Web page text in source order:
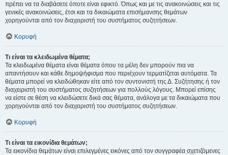
πρέπει να τα διαβάσετε όποτε είναι εφικτό. Όπως και με τις ανακοινώσεις και τις
γενικές ανακοινώσεις, έτσι και τα δικαιώματα επισήμανσης θεμάτων
χορηγούνται από τον διαχειριστή του συστήματος συζητήσεων.
Κορυφή
Τι είναι τα κλειδωμένα θέματα;
Τα κλειδωμένα θέματα είναι θέματα όπου τα μέλη δεν μπορούν πια να
απαντήσουν και κάθε δημοψήφισμα που περιέχουν τερματίζεται αυτόματα. Τα
θέματα μπορεί να κλειδώθηκαν είτε από τον συντονιστή της Δ. Συζήτησης ή τον
διαχειριστή του συστήματος συζητήσεων για πολλούς λόγους. Μπορεί επίσης
να είστε σε θέση να κλειδώσετε δικά σας θέματα, ανάλογα με τα δικαιώματα που
χορηγούνται από τον διαχειριστή του συστήματος συζητήσεων.
Κορυφή
Τι είναι τα εικονίδια θεμάτων;
Τα εικονίδια θεμάτων είναι επιλεγμένες εικόνες από τον συγγραφέα σχετιζόμενες